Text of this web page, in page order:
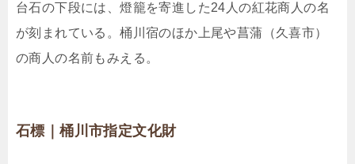
台石の下段には、燈籠を寄進した24人の紅花商人の名
が刻まれている。桶川宿のほか上尾や菖蒲（久喜市）
の商人の名前もみえる。
石標｜桶川市指定文化財